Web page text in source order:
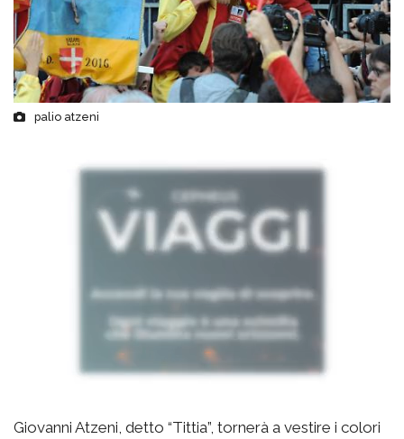
palio atzeni
Giovanni Atzeni, detto “Tittia”, tornerà a vestire i colori